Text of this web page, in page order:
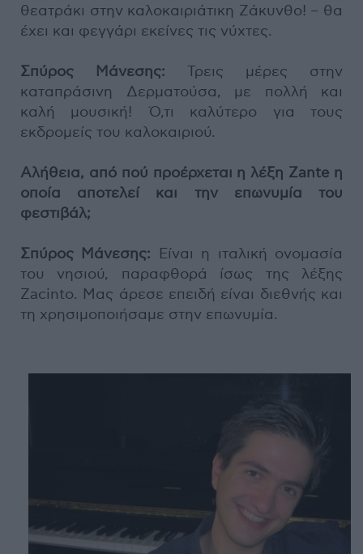
θεατράκι στην καλοκαιριάτικη Ζάκυνθο! – θα
έχει και φεγγάρι εκείνες τις νύχτες.
Σπύρος Μάνεσης: Τρεις μέρες στην
καταπράσινη Δερματούσα, με πολλή και
καλή μουσική! Ό,τι καλύτερο για τους
εκδρομείς του καλοκαιριού.
Αλήθεια, από πού προέρχεται η λέξη Zante η
οποία αποτελεί και την επωνυμία του
φεστιβάλ;
Σπύρος Μάνεσης: Είναι η ιταλική ονομασία
του νησιού, παραφθορά ίσως της λέξης
Zacinto. Μας άρεσε επειδή είναι διεθνής και
τη χρησιμοποιήσαμε στην επωνυμία.